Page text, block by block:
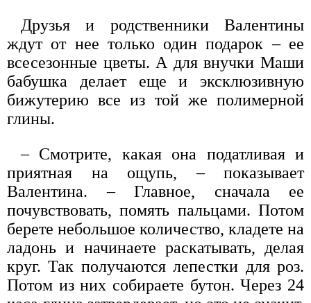
Друзья и родственники Валентины
ждут от нее только один подарок – ее
всесезонные цветы. А для внучки Маши
бабушка делает еще и эксклюзивную
бижутерию все из той же полимерной
глины.
– Смотрите, какая она податливая и
приятная на ощупь, – показывает
Валентина. – Главное, сначала ее
почувствовать, помять пальцами. Потом
берете небольшое количество, кладете на
ладонь и начинаете раскатывать, делая
круг. Так получаются лепестки для роз.
Потом из них собираете бутон. Через 24